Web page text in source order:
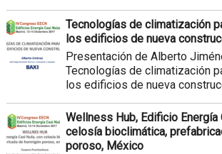
Tecnologías de climatización
los edificios de nueva
Presentación de Alberto
Tecnologías de climatización
los edificios de nueva
Wellness Hub, Edificio Energía
celosía bioclimática,
poroso, México